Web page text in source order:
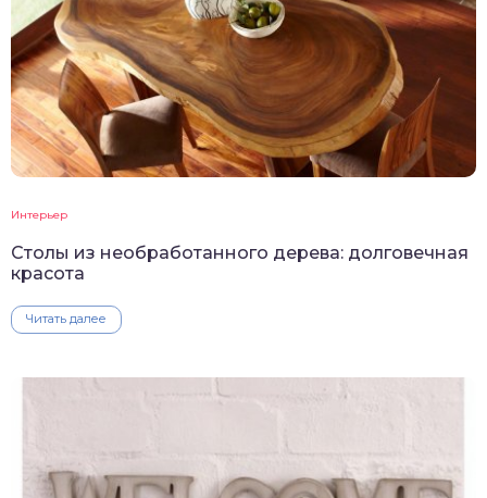
Интерьер
Столы из необработанного дерева: долговечная
красота
Читать далее